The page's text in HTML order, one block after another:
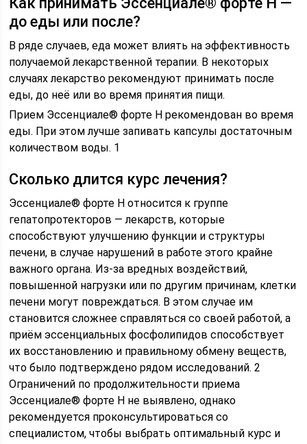
до еды или после?
В ряде случаев, еда может влиять на эффективность
получаемой лекарственной терапии. В некоторых
случаях лекарство рекомендуют принимать после
еды, до неё или во время принятия пищи.
Прием Эссенциале® форте Н рекомендован во время
еды. При этом лучше запивать капсулы достаточным
количеством воды. 1
Сколько длится курс лечения?
Эссенциале® форте Н относится к группе
гепатопротекторов — лекарств, которые
способствуют улучшению функции и структуры
печени, в случае нарушений в работе этого крайне
важного органа. Из-за вредных воздействий,
повышенной нагрузки или по другим причинам, клетки
печени могут повреждаться. В этом случае им
становится сложнее справляться со своей работой, а
приём эссенциальных фосфолипидов способствует
их восстановлению и правильному обмену веществ,
что было подтверждено рядом исследований. 2
Ограничений по продолжительности приема
Эссенциале® форте Н не выявлено, однако
рекомендуется проконсультироваться со
специалистом, чтобы выбрать оптимальный курс и